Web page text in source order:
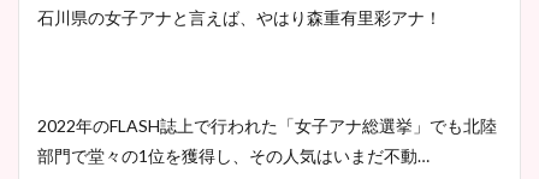
石川県の女子アナと言えば、やはり森重有里彩アナ！
2022年のFLASH誌上で行われた「女子アナ総選挙」でも北陸
部門で堂々の1位を獲得し、その人気はいまだ不動…